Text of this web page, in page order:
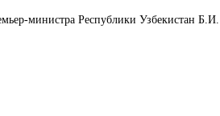
министра Республики Узбекистан